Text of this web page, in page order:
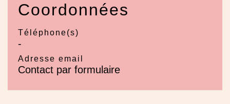
Coordonnées
Téléphone(s)
-
Adresse email
Contact par formulaire